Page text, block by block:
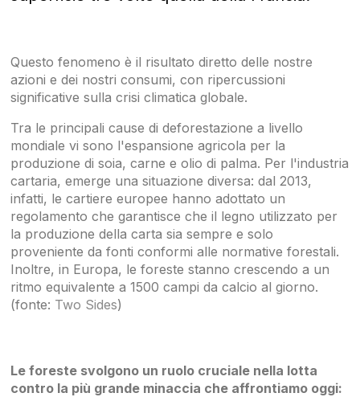
Questo fenomeno è il risultato diretto delle nostre
azioni e dei nostri consumi, con ripercussioni
significative sulla crisi climatica globale.
Tra le principali cause di deforestazione a livello
mondiale vi sono l'espansione agricola per la
produzione di soia, carne e olio di palma. Per l'industria
cartaria, emerge una situazione diversa: dal 2013,
infatti, le cartiere europee hanno adottato un
regolamento che garantisce che il legno utilizzato per
la produzione della carta sia sempre e solo
proveniente da fonti conformi alle normative forestali.
Inoltre, in Europa, le foreste stanno crescendo a un
ritmo equivalente a 1500 campi da calcio al giorno.
(fonte: Two Sides)
Le foreste svolgono un ruolo cruciale nella lotta
contro la più grande minaccia che affrontiamo oggi: